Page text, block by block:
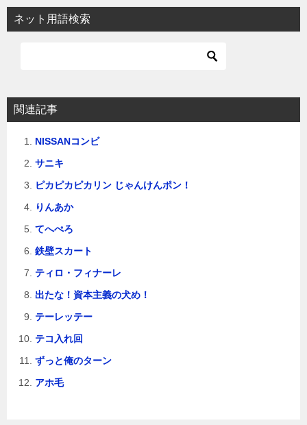
ビ
ゲ
ョ
ン
ネット用語検索
関連記事
NISSANコンビ
サニキ
ピカピカピカリン じゃんけんポン！
りんあか
てへぺろ
鉄壁スカート
ティロ・フィナーレ
出たな！資本主義の犬め！
テーレッテー
テコ入れ回
ずっと俺のターン
アホ毛